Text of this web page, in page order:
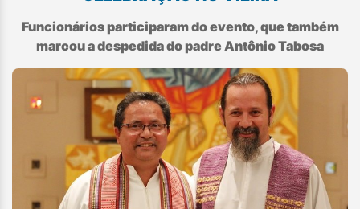
Funcionários participaram do evento, que também
marcou a despedida do padre Antônio Tabosa